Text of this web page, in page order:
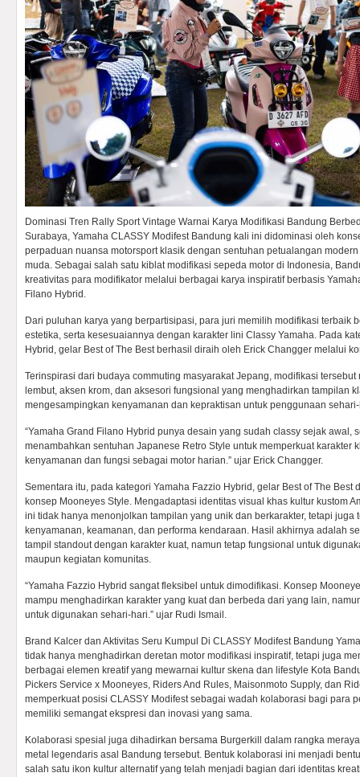
Dominasi Tren Rally Sport Vintage Warnai Karya Modifikasi Bandung
Surabaya, Yamaha CLASSY Modifest Bandung kali ini didominasi oleh
perpaduan nuansa motorsport klasik dengan sentuhan petualangan
muda. Sebagai salah satu kiblat modifikasi sepeda motor di Indonesia,
kreativitas para modifikator melalui berbagai karya inspiratif berbasis
Filano Hybrid.
Dari puluhan karya yang berpartisipasi, para juri memilih modifikasi terbaik
estetika, serta kesesuaiannya dengan karakter lini Classy Yamaha. Pada
Hybrid, gelar Best of The Best berhasil diraih oleh Erick Changger melalui
Terinspirasi dari budaya commuting masyarakat Jepang, modifikasi
lembut, aksen krom, dan aksesori fungsional yang menghadirkan tampilan
mengesampingkan kenyamanan dan kepraktisan untuk penggunaan
“Yamaha Grand Filano Hybrid punya desain yang sudah classy sejak awal,
menambahkan sentuhan Japanese Retro Style untuk memperkuat karakter
kenyamanan dan fungsi sebagai motor harian.” ujar Erick Changger.
Sementara itu, pada kategori Yamaha Fazzio Hybrid, gelar Best of The Best
konsep Mooneyes Style. Mengadaptasi identitas visual khas kultur kustom
ini tidak hanya menonjolkan tampilan yang unik dan berkarakter, tetapi juga
kenyamanan, keamanan, dan performa kendaraan. Hasil akhirnya adalah
tampil standout dengan karakter kuat, namun tetap fungsional untuk
maupun kegiatan komunitas.
“Yamaha Fazzio Hybrid sangat fleksibel untuk dimodifikasi. Konsep
mampu menghadirkan karakter yang kuat dan berbeda dari yang lain,
untuk digunakan sehari-hari.” ujar Rudi Ismail.
Brand Kalcer dan Aktivitas Seru Kumpul Di CLASSY Modifest Bandung
tidak hanya menghadirkan deretan motor modifikasi inspiratif, tetapi juga
berbagai elemen kreatif yang mewarnai kultur skena dan lifestyle Kota
Pickers Service x Mooneyes, Riders And Rules, Maisonmoto Supply, dan
memperkuat posisi CLASSY Modifest sebagai wadah kolaborasi bagi para
memiliki semangat ekspresi dan inovasi yang sama.
Kolaborasi spesial juga dihadirkan bersama Burgerkill dalam rangka
metal legendaris asal Bandung tersebut. Bentuk kolaborasi ini menjadi
salah satu ikon kultur alternatif yang telah menjadi bagian dari identitas